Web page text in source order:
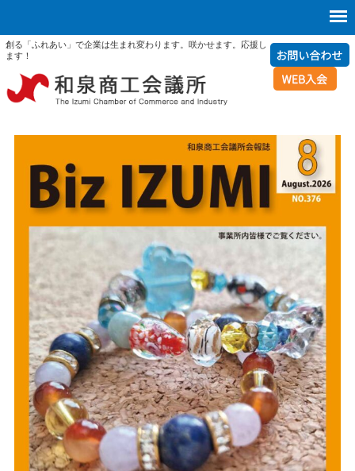
創る「ふれあい」で企業は生まれ変わります。咲かせます。応援し
ます！